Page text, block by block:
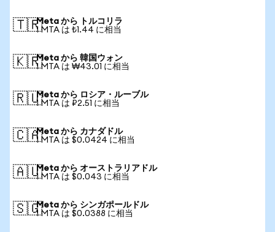
🇹🇷Meta から トルコリラ
1 MTA は ₺1.44 に相当
🇰🇷Meta から 韓国ウォン
1 MTA は ₩43.01 に相当
🇷🇺Meta から ロシア・ルーブル
1 MTA は ₽2.51 に相当
🇨🇦Meta から カナダドル
1 MTA は $0.0424 に相当
🇦🇺Meta から オーストラリアドル
1 MTA は $0.043 に相当
🇸🇬Meta から シンガポールドル
1 MTA は $0.0388 に相当